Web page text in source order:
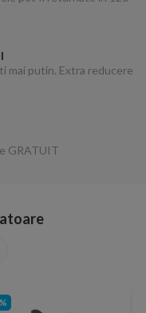
mai putin. Extra reducere
GRATUIT